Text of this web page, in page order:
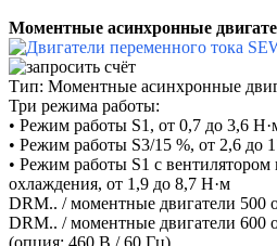
Моментные асинхронные
Тип: Моментные асинхронные
Три режима работы:
• Режим работы S1, от 0,7 до 3,6
• Режим работы S3/15 %, от 2,6 до
• Режим работы S1 с вентилятором
охлаждения, от 1,9 до 8,7 Н·м
DRM.. / моментные двигатели 500
DRM.. / моментные двигатели 600